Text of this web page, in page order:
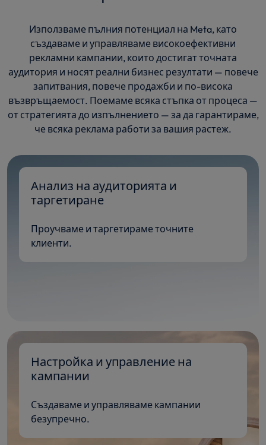
Използваме пълния потенциал на Meta, като
създаваме и управляваме високоефективни
рекламни кампании, които достигат точната
аудитория и носят реални бизнес резултати — повече
запитвания, повече продажби и по-висока
възвръщаемост. Поемаме всяка стъпка от процеса —
от стратегията до изпълнението — за да гарантираме,
че всяка реклама работи за вашия растеж.
Анализ на аудиторията и
таргетиране
Проучваме и таргетираме точните
клиенти.
Настройка и управление на
кампании
Създаваме и управляваме кампании
безупречно.